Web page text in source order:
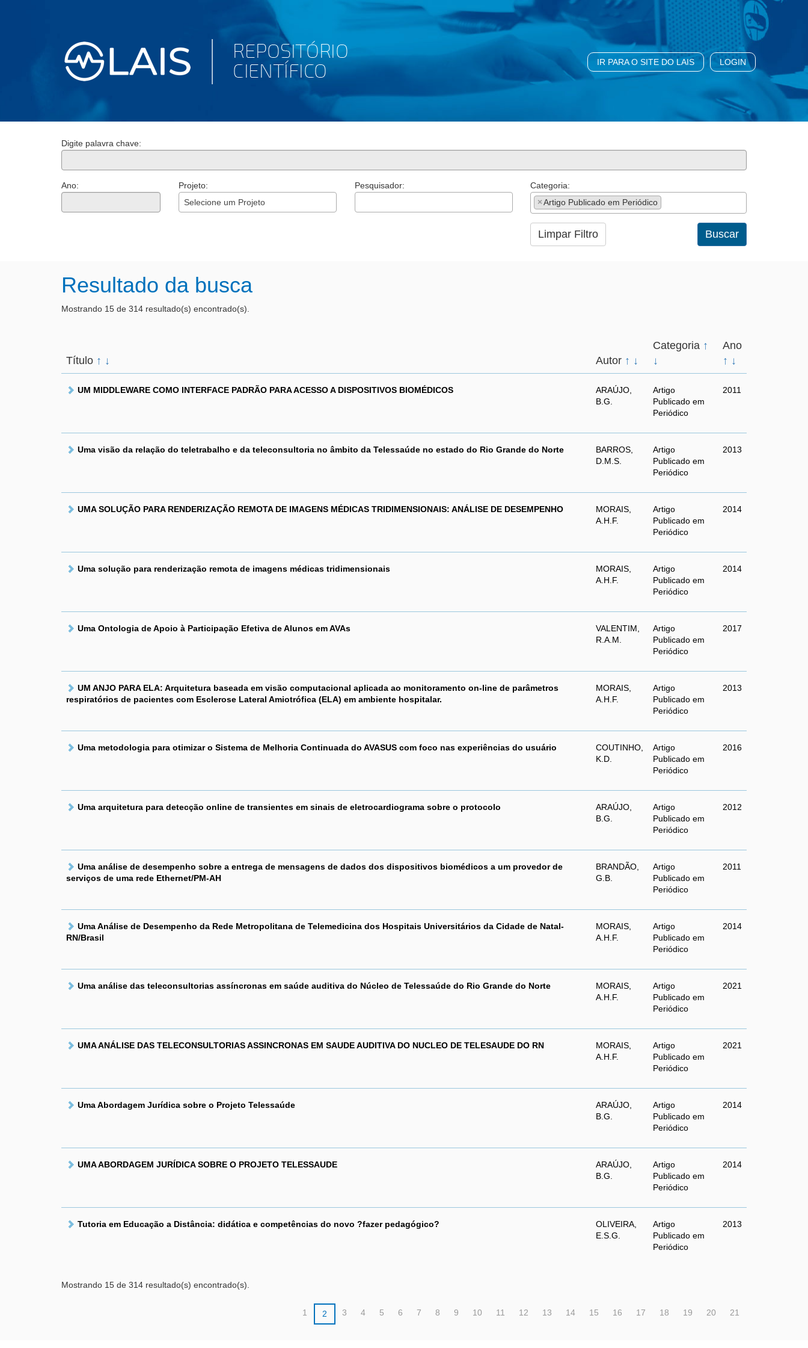
IR PARA O SITE DO LAIS LOGIN
Digite palavra chave:
Ano:
Projeto:
Selecione um Projeto
Pesquisador:
Categoria:
×Artigo Publicado em Periódico
Limpar Filtro Buscar
Resultado da busca
Mostrando 15 de 314 resultado(s) encontrado(s).
Título ↑ ↓ Autor ↑ ↓
Categoria ↑
↓
Ano
↑ ↓
UM MIDDLEWARE COMO INTERFACE PADRÃO PARA ACESSO A DISPOSITIVOS BIOMÉDICOS
ARAÚJO,
B.G.
Artigo
Publicado em
Periódico
2011
Uma visão da relação do teletrabalho e da teleconsultoria no âmbito da Telessaúde no estado do Rio Grande do Norte
BARROS,
D.M.S.
Artigo
Publicado em
Periódico
2013
UMA SOLUÇÃO PARA RENDERIZAÇÃO REMOTA DE IMAGENS MÉDICAS TRIDIMENSIONAIS: ANÁLISE DE DESEMPENHO
MORAIS,
A.H.F.
Artigo
Publicado em
Periódico
2014
Uma solução para renderização remota de imagens médicas tridimensionais
MORAIS,
A.H.F.
Artigo
Publicado em
Periódico
2014
Uma Ontologia de Apoio à Participação Efetiva de Alunos em AVAs
VALENTIM,
R.A.M.
Artigo
Publicado em
Periódico
2017
UM ANJO PARA ELA: Arquitetura baseada em visão computacional aplicada ao monitoramento on-line de parâmetros
respiratórios de pacientes com Esclerose Lateral Amiotrófica (ELA) em ambiente hospitalar.
MORAIS,
A.H.F.
Artigo
Publicado em
Periódico
2013
Uma metodologia para otimizar o Sistema de Melhoria Continuada do AVASUS com foco nas experiências do usuário
COUTINHO,
K.D.
Artigo
Publicado em
Periódico
2016
Uma arquitetura para detecção online de transientes em sinais de eletrocardiograma sobre o protocolo
ARAÚJO,
B.G.
Artigo
Publicado em
Periódico
2012
Uma análise de desempenho sobre a entrega de mensagens de dados dos dispositivos biomédicos a um provedor de
serviços de uma rede Ethernet/PM-AH
BRANDÃO,
G.B.
Artigo
Publicado em
Periódico
2011
Uma Análise de Desempenho da Rede Metropolitana de Telemedicina dos Hospitais Universitários da Cidade de Natal-
RN/Brasil
MORAIS,
A.H.F.
Artigo
Publicado em
Periódico
2014
Uma análise das teleconsultorias assíncronas em saúde auditiva do Núcleo de Telessaúde do Rio Grande do Norte
MORAIS,
A.H.F.
Artigo
Publicado em
Periódico
2021
UMA ANÁLISE DAS TELECONSULTORIAS ASSINCRONAS EM SAUDE AUDITIVA DO NUCLEO DE TELESAUDE DO RN
MORAIS,
A.H.F.
Artigo
Publicado em
Periódico
2021
Uma Abordagem Jurídica sobre o Projeto Telessaúde
ARAÚJO,
B.G.
Artigo
Publicado em
Periódico
2014
UMA ABORDAGEM JURÍDICA SOBRE O PROJETO TELESSAUDE
ARAÚJO,
B.G.
Artigo
Publicado em
Periódico
2014
Tutoria em Educação a Distância: didática e competências do novo ?fazer pedagógico?
OLIVEIRA,
E.S.G.
Artigo
Publicado em
Periódico
2013
Mostrando 15 de 314 resultado(s) encontrado(s).
1 2 3 4 5 6 7 8 9 10 11 12 13 14 15 16 17 18 19 20 21